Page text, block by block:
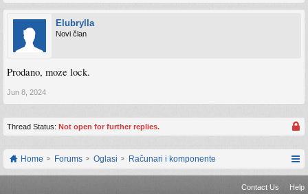
Elubrylla
Novi član
Prodano, moze lock.
Jun 8, 2024
Thread Status: Not open for further replies.
Home Forums Oglasi Računari i komponente
Contact Us Help